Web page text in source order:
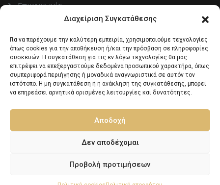
Διαχείριση Συγκατάθεσης
Για να παρέχουμε την καλύτερη εμπειρία, χρησιμοποιούμε τεχνολογίες
όπως cookies για την αποθήκευση ή/και την πρόσβαση σε πληροφορίες
συσκευών. Η συγκατάθεση για τις εν λόγω τεχνολογίες θα μας
επιτρέψει να επεξεργαστούμε δεδομένα προσωπικού χαρακτήρα, όπως
συμπεριφορά περιήγησης ή μοναδικά αναγνωριστικά σε αυτόν τον
ιστότοπο. Η μη συγκατάθεση ή η ανάκληση της συγκατάθεσης, μπορεί
να επηρεάσει αρνητικά ορισμένες λειτουργίες και δυνατότητες.
Αποδοχή
Δεν αποδέχομαι
Προβολή προτιμήσεων
Επικοινωνία
Πολιτική απορρήτου
Πολιτική cookies (ΕΕ)
Υπηρεσίες Πελάτες